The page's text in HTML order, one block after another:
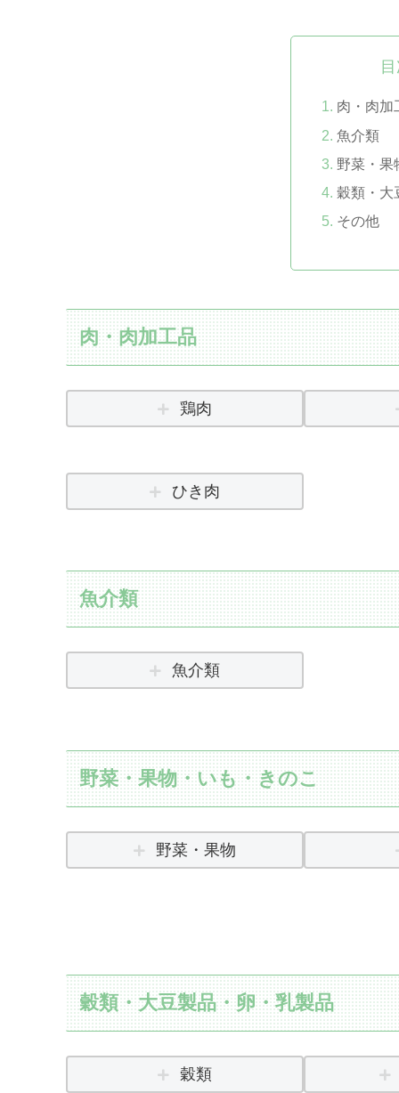
肉・肉加
魚介類
野菜・果
穀類・大
その他
肉・肉加工品
鶏肉
ひき肉
魚介類
魚介類
野菜・果物・いも・きのこ
野菜・果物
穀類・大豆製品・卵・乳製品
穀類